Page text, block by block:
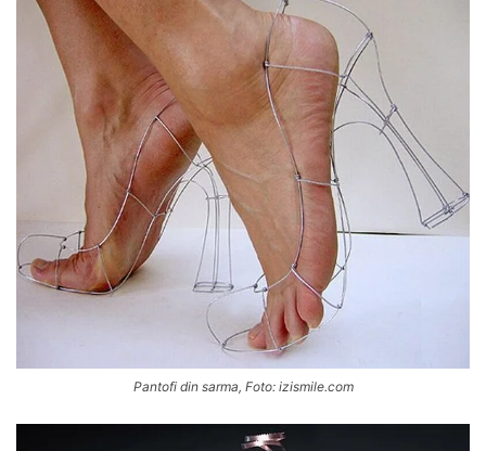
Pantofi din sarma, Foto: izismile.com